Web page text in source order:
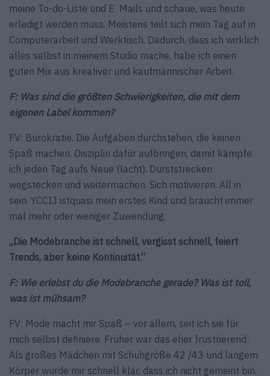
meine To-do-Liste und E Mails und schaue, was heute
erledigt werden muss. Meistens teilt sich mein Tag auf in
Computerarbeit und Werktisch. Dadurch, dass ich wirklich
alles selbst in meinem Studio mache, habe ich einen
guten Mix aus kreativer und kaufmännischer Arbeit.
F: Was sind die größten Schwierigkeiten, die mit dem
eigenen Label kommen?
FV: Bürokratie. Die Aufgaben durchstehen, die keinen
Spaß machen. Disziplin dafür aufbringen, damit kämpfe
ich jeden Tag aufs Neue (lacht). Durststrecken
wegstecken und weitermachen. Sich motivieren. All in
sein. YCCIJ istquasi mein erstes Kind und braucht immer
mal mehr oder weniger Zuwendung.
„Die Modebranche ist schnell, vergisst schnell, feiert
Trends, aber keine Kontinuität.“
F: Wie erlebst du die Modebranche gerade? Was ist toll,
was ist mühsam?
FV: Mode macht mir Spaß – vor allem, seit ich sie für
mich selbst definiere. Früher war das eher frustrierend:
Als großes Mädchen mit Schuhgröße 42 /43 und langem
Körper wurde mir schnell klar, dass ich nicht gemeint bin.